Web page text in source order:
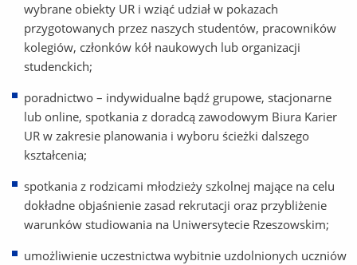
wybrane obiekty UR i wziąć udział w pokazach
przygotowanych przez naszych studentów, pracowników
kolegiów, członków kół naukowych lub organizacji
studenckich;
poradnictwo – indywidualne bądź grupowe, stacjonarne
lub online, spotkania z doradcą zawodowym Biura Karier
UR w zakresie planowania i wyboru ścieżki dalszego
kształcenia;
spotkania z rodzicami młodzieży szkolnej mające na celu
dokładne objaśnienie zasad rekrutacji oraz przybliżenie
warunków studiowania na Uniwersytecie Rzeszowskim;
umożliwienie uczestnictwa wybitnie uzdolnionych uczniów